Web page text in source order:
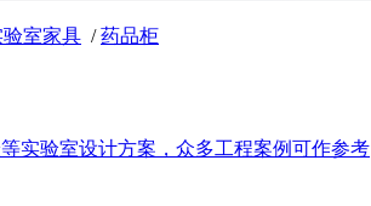
验室家具 /药品柜
实验室设计方案，众多工程案例可作参考